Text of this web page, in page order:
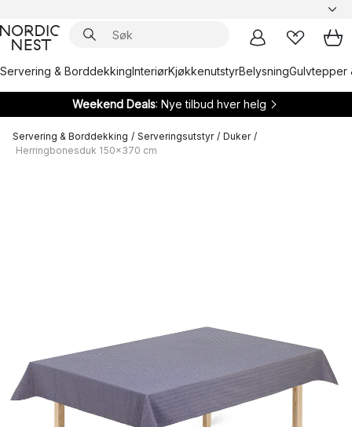
Servering & BorddekkingInteriørKjøkkenutstyrBelysningGulvtepper
Weekend Deals: Nye tilbud hver helg
Servering & Borddekking / Serveringsutstyr / Duker /
Herringbonesduk 150x370 cm